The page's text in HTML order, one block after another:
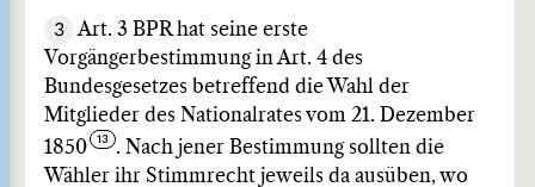
3
Art. 3 BPR hat seine erste
Vorgängerbestimmung in Art. 4 des
Bundesgesetzes betreffend die Wahl der
Mitglieder des Nationalrates vom 21. Dezember
1850
. Nach jener Bestimmung sollten die
Wähler ihr Stimmrecht jeweils da ausüben, wo